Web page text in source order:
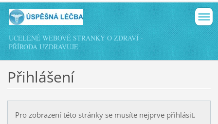
UCELENÉ WEBOVÉ STRÁNKY O ZDRAVÍ -
PŘÍRODA UZDRAVUJE
Přihlášení
Pro zobrazení této stránky se musíte nejprve přihlásit.